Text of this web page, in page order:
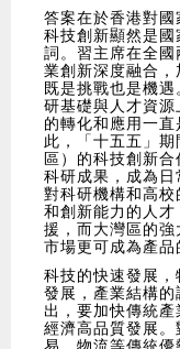
答案在於香港對國
科技創新顯然是
詞。習主席在全
業創新深度融合
既是挑戰也是機
研基礎與人才資
的轉化和應用一
此，「十五五」
區）的科技創新
科研成果，成為
對科研機構和高
和創新能力的人
援，而大灣區的
市場更可成為產品
科技的快速發展
發展，產業結構
出，要加快傳統
經濟高品質發展